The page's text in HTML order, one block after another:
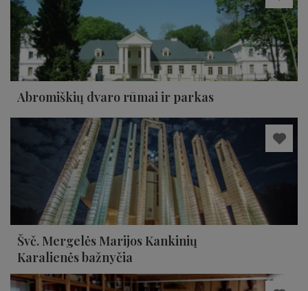
Abromiškių dvaro rūmai ir parkas
Švč. Mergelės Marijos Kankinių
Karalienės bažnyčia